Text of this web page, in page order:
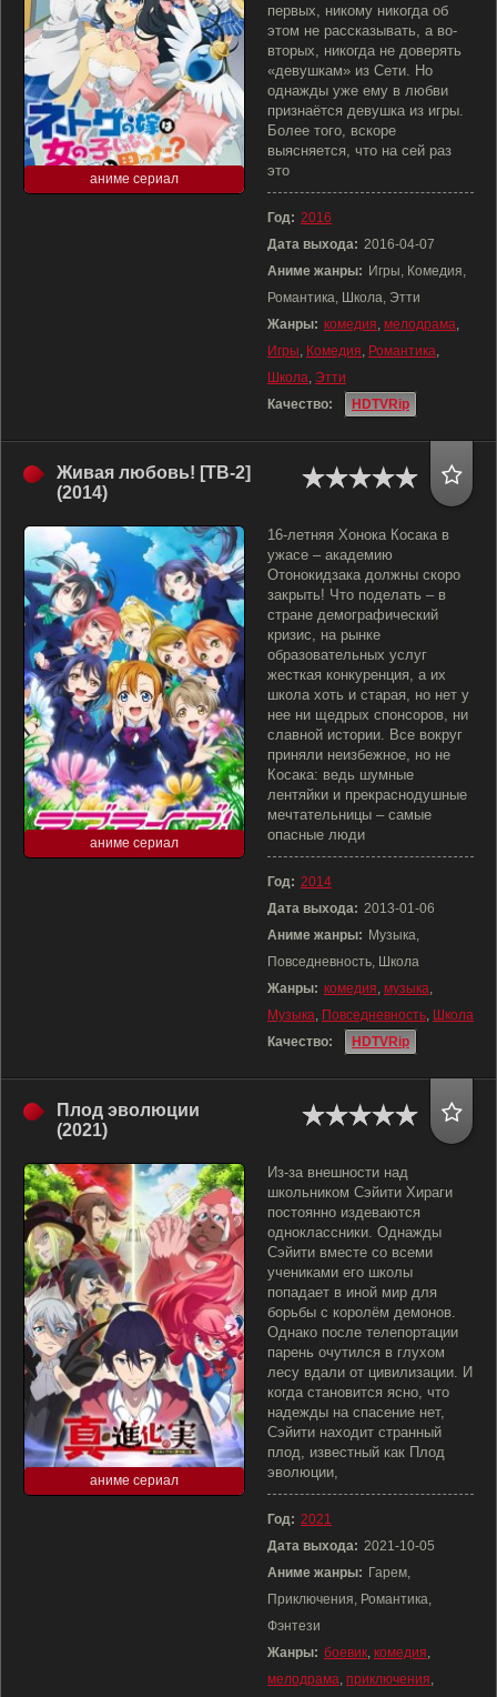
аниме сериал
первых, никому никогда об
этом не рассказывать, а во-
вторых, никогда не доверять
«девушкам» из Сети. Но
однажды уже ему в любви
признаётся девушка из игры.
Более того, вскоре
выясняется, что на сей раз
это
Год: 2016
Дата выхода: 2016-04-07
Аниме жанры: Игры, Комедия,
Романтика, Школа, Этти
Жанры: комедия, мелодрама,
Игры, Комедия, Романтика,
Школа, Этти
Качество:
HDTVRip
Живая любовь! [ТВ-2]
(2014)
аниме сериал
16-летняя Хонока Косака в
ужасе – академию
Отонокидзака должны скоро
закрыть! Что поделать – в
стране демографический
кризис, на рынке
образовательных услуг
жесткая конкуренция, а их
школа хоть и старая, но нет у
нее ни щедрых спонсоров, ни
славной истории. Все вокруг
приняли неизбежное, но не
Косака: ведь шумные
лентяйки и прекраснодушные
мечтательницы – самые
опасные люди
Год: 2014
Дата выхода: 2013-01-06
Аниме жанры: Музыка,
Повседневность, Школа
Жанры: комедия, музыка,
Музыка, Повседневность, Школа
Качество:
HDTVRip
Плод эволюции
(2021)
аниме сериал
Из-за внешности над
школьником Сэйити Хираги
постоянно издеваются
одноклассники. Однажды
Сэйити вместе со всеми
учениками его школы
попадает в иной мир для
борьбы с королём демонов.
Однако после телепортации
парень очутился в глухом
лесу вдали от цивилизации. И
когда становится ясно, что
надежды на спасение нет,
Сэйити находит странный
плод, известный как Плод
эволюции,
Год: 2021
Дата выхода: 2021-10-05
Аниме жанры: Гарем,
Приключения, Романтика,
Фэнтези
Жанры: боевик, комедия,
мелодрама, приключения,